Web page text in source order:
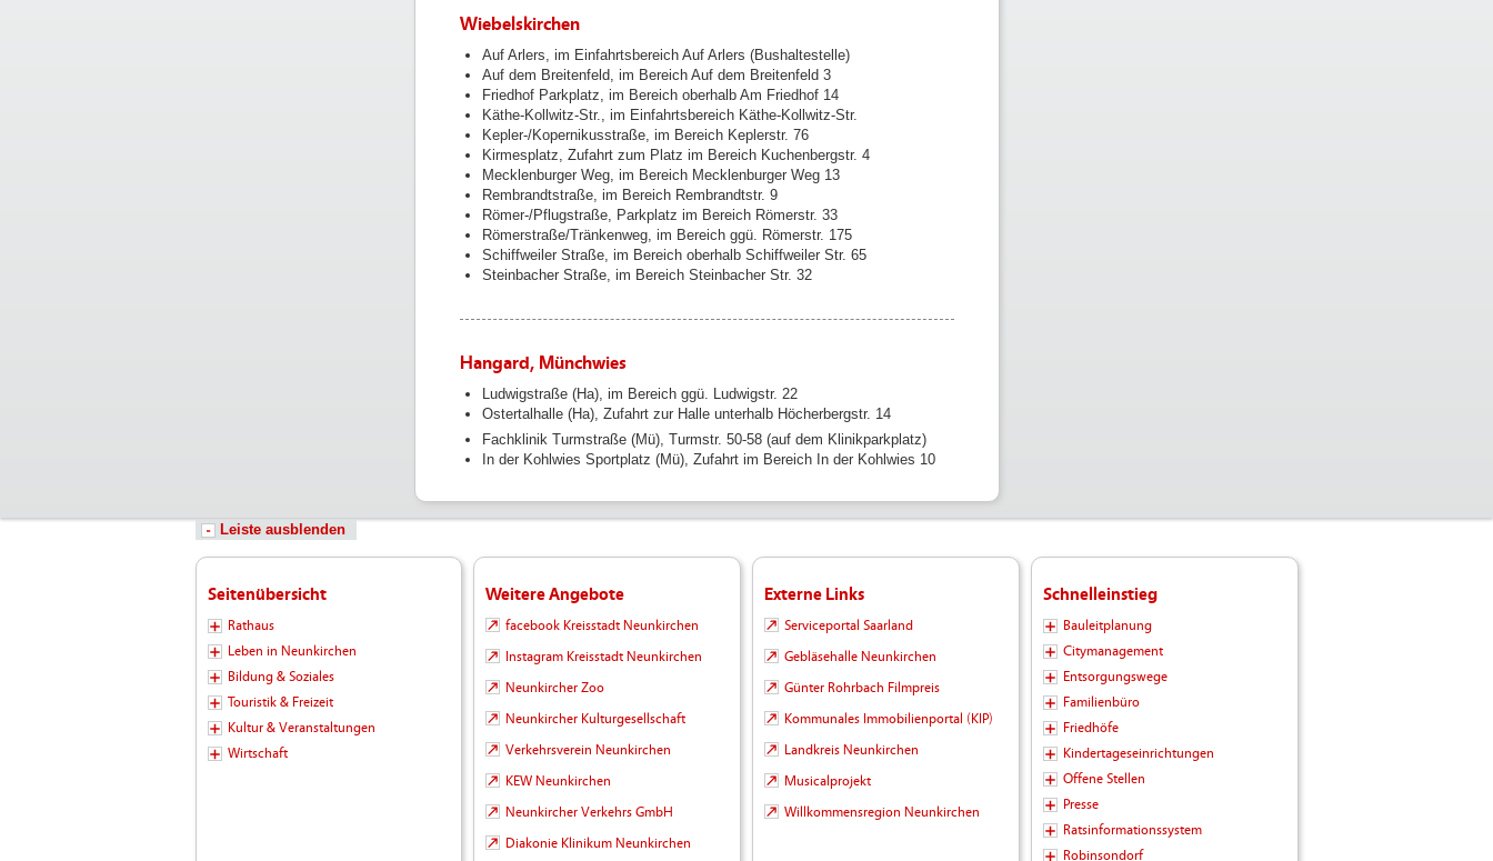
Wiebelskirchen
Auf Arlers, im Einfahrtsbereich Auf Arlers (Bushaltestelle)
Auf dem Breitenfeld, im Bereich Auf dem Breitenfeld 3
Friedhof Parkplatz, im Bereich oberhalb Am Friedhof 14
Käthe-Kollwitz-Str., im Einfahrtsbereich Käthe-Kollwitz-Str.
Kepler-/Kopernikusstraße, im Bereich Keplerstr. 76
Kirmesplatz, Zufahrt zum Platz im Bereich Kuchenbergstr. 4
Mecklenburger Weg, im Bereich Mecklenburger Weg 13
Rembrandtstraße, im Bereich Rembrandtstr. 9
Römer-/Pflugstraße, Parkplatz im Bereich Römerstr. 33
Römerstraße/Tränkenweg, im Bereich ggü. Römerstr. 175
Schiffweiler Straße, im Bereich oberhalb Schiffweiler Str. 65
Steinbacher Straße, im Bereich Steinbacher Str. 32
Hangard, Münchwies
Ludwigstraße (Ha), im Bereich ggü. Ludwigstr. 22
Ostertalhalle (Ha), Zufahrt zur Halle unterhalb Höcherbergstr. 14
Fachklinik Turmstraße (Mü), Turmstr. 50-58 (auf dem Klinikparkplatz)
In der Kohlwies Sportplatz (Mü), Zufahrt im Bereich In der Kohlwies 10
Leiste ausblenden
Seitenübersicht
Rathaus
Leben in Neunkirchen
Bildung & Soziales
Touristik & Freizeit
Kultur & Veranstaltungen
Wirtschaft
Weitere Angebote
facebook Kreisstadt Neunkirchen
Instagram Kreisstadt Neunkirchen
Neunkircher Zoo
Neunkircher Kulturgesellschaft
Verkehrsverein Neunkirchen
KEW Neunkirchen
Neunkircher Verkehrs GmbH
Diakonie Klinikum Neunkirchen
Externe Links
Serviceportal Saarland
Gebläsehalle Neunkirchen
Günter Rohrbach Filmpreis
Kommunales Immobilienportal (KIP)
Landkreis Neunkirchen
Musicalprojekt
Willkommensregion Neunkirchen
Schnelleinstieg
Bauleitplanung
Citymanagement
Entsorgungswege
Familienbüro
Friedhöfe
Kindertageseinrichtungen
Offene Stellen
Presse
Ratsinformationssystem
Robinsondorf